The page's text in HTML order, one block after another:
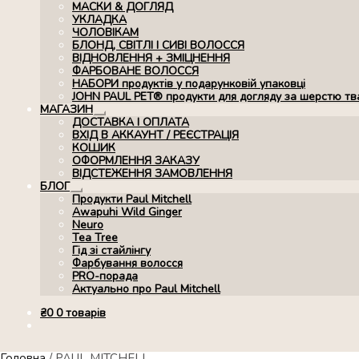
МАСКИ & ДОГЛЯД
УКЛАДКА
ЧОЛОВІКАМ
БЛОНД, СВІТЛІ І СИВІ ВОЛОССЯ
ВІДНОВЛЕННЯ + ЗМІЦНЕННЯ
ФАРБОВАНЕ ВОЛОССЯ
НАБОРИ продуктів у подарунковій упаковці
JOHN PAUL PET® продукти для догляду за шерстю
МАГАЗИН
Розгорнуте
вкладене
меню
ДОСТАВКА І ОПЛАТА
ВХІД В АККАУНТ / РЕЄСТРАЦІЯ
КОШИК
ОФОРМЛЕННЯ ЗАКАЗУ
ВІДСТЕЖЕННЯ ЗАМОВЛЕННЯ
БЛОГ
Розгорнуте
вкладене
меню
Продукти Paul Mitchell
Awapuhi Wild Ginger
Neuro
Tea Tree
Гід зі стайлінгу
Фарбування волосся
PRO-порада
Актуально про Paul Mitchell
₴0 0 товарів